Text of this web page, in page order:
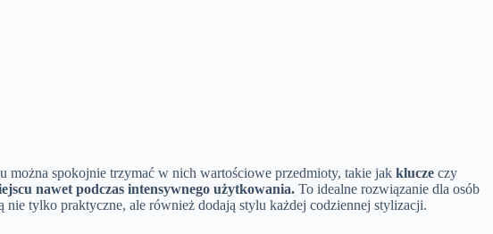
można spokojnie trzymać w nich wartościowe przedmioty, takie jak klucze czy
nawet podczas intensywnego użytkowania. To idealne rozwiązanie dla osób
nie tylko praktyczne, ale również dodają stylu każdej codziennej stylizacji.